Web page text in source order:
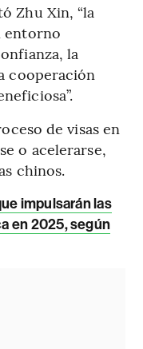
Zhu Xin, “la
entorno
la
cooperación
de visas en
o acelerarse,
chinos.
impulsarán las
en 2025, según